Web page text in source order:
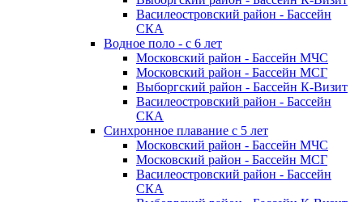
Василеостровский район - Бассейн
СКА
Водное поло - с 6 лет
Московский район - Бассейн МЧС
Московский район - Бассейн МСГ
Выборгский район - Бассейн К-Визит
Василеостровский район - Бассейн
СКА
Синхронное плавание с 5 лет
Московский район - Бассейн МЧС
Московский район - Бассейн МСГ
Василеостровский район - Бассейн
СКА